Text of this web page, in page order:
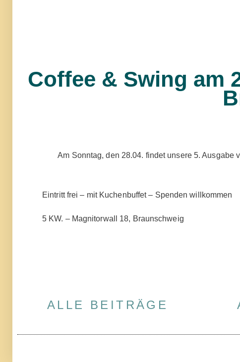
Coffee & Swing am
Am Sonntag, den 28.04. findet unsere 5. Ausgabe
Eintritt frei – mit Kuchenbuffet – Spenden willkommen
5 KW. – Magnitorwall 18, Braunschweig
ALLE BEITRÄGE